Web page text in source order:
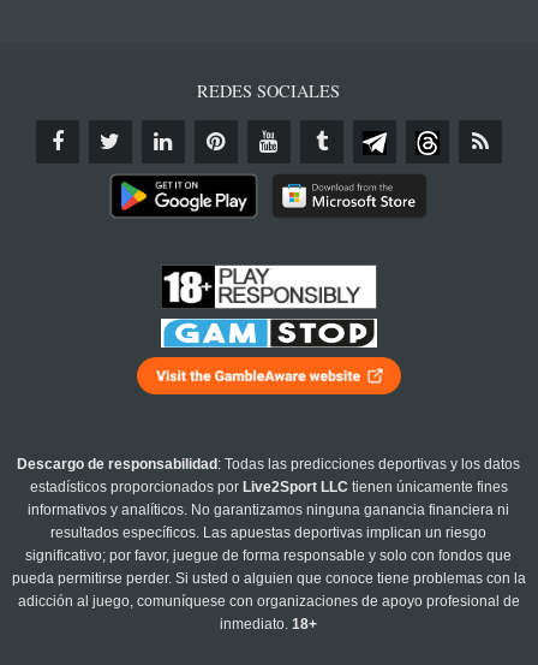
REDES SOCIALES
Descargo de responsabilidad : Todas las predicciones deportivas y los datos
estadísticos proporcionados por Live2Sport LLC tienen únicamente fines
informativos y analíticos. No garantizamos ninguna ganancia financiera ni
resultados específicos. Las apuestas deportivas implican un riesgo
significativo; por favor, juegue de forma responsable y solo con fondos que
pueda permitirse perder. Si usted o alguien que conoce tiene problemas con la
adicción al juego, comuníquese con organizaciones de apoyo profesional de
inmediato.18+